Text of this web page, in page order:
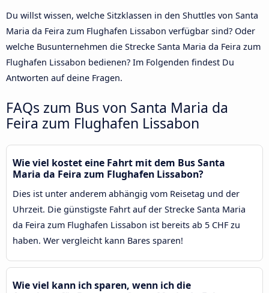
Du willst wissen, welche Sitzklassen in den Shuttles von Santa
Maria da Feira zum Flughafen Lissabon verfügbar sind? Oder
welche Busunternehmen die Strecke Santa Maria da Feira zum
Flughafen Lissabon bedienen? Im Folgenden findest Du
Antworten auf deine Fragen.
FAQs zum Bus von Santa Maria da
Feira zum Flughafen Lissabon
Wie viel kostet eine Fahrt mit dem Bus Santa
Maria da Feira zum Flughafen Lissabon?
Dies ist unter anderem abhängig vom Reisetag und der
Uhrzeit. Die günstigste Fahrt auf der Strecke Santa Maria
da Feira zum Flughafen Lissabon ist bereits ab 5 CHF zu
haben. Wer vergleicht kann Bares sparen!
Wie viel kann ich sparen, wenn ich die